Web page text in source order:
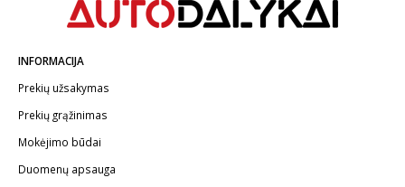
INFORMACIJA
Prekių užsakymas
Prekių grąžinimas
Mokėjimo būdai
Duomenų apsauga